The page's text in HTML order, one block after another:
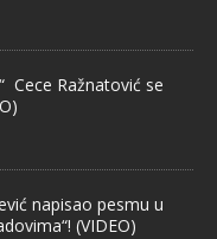
Cece Ražnatović se
napisao pesmu u
(VIDEO)